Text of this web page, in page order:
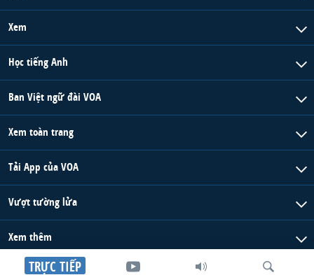
TRỰC TIẾP
Xem
Học tiếng Anh
Ban Việt ngữ đài VOA
Xem toàn trang
Tải App của VOA
Vượt tường lửa
Xem thêm